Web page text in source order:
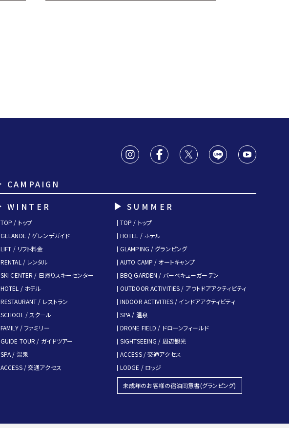
CAMPAIGN
WINTER
TOP / トップ
GELANDE / ゲレンデガイド
LIFT / リフト料金
RENTAL / レンタル
SKI CENTER / 日帰りスキーセンター
HOTEL / ホテル
RESTAURANT / レストラン
SCHOOL / スクール
FAMILY / ファミリー
GUIDE TOUR / ガイドツアー
SPA / 温泉
ACCESS / 交通アクセス
SUMMER
TOP / トップ
HOTEL / ホテル
GLAMPING / グランピング
AUTO CAMP / オートキャンプ
BBQ GARDEN / バーベキューガーデン
OUTDOOR ACTIVITIES / アウトドアアクティビティ
INDOOR ACTIVITIES / インドアアクティビティ
SPA / 温泉
DRONE FIELD / ドローンフィールド
SIGHTSEEING / 周辺観光
ACCESS / 交通アクセス
LODGE / ロッジ
未成年のお客様の宿泊同意書(グランピング)